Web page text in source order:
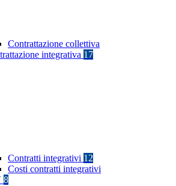
Contrattazione collettiva
integrativa 17
Contratti integrativi 12
Costi contratti integrativi
8